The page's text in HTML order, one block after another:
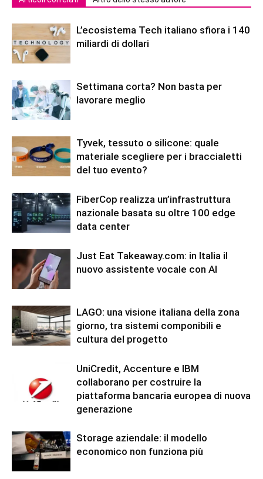
L’ecosistema Tech italiano sfiora i 140
miliardi di dollari
Settimana corta? Non basta per
lavorare meglio
Tyvek, tessuto o silicone: quale
materiale scegliere per i braccialetti
del tuo evento?
FiberCop realizza un’infrastruttura
nazionale basata su oltre 100 edge
data center
Just Eat Takeaway.com: in Italia il
nuovo assistente vocale con AI
LAGO: una visione italiana della zona
giorno, tra sistemi componibili e
cultura del progetto
UniCredit, Accenture e IBM
collaborano per costruire la
piattaforma bancaria europea di nuova
generazione
Storage aziendale: il modello
economico non funziona più